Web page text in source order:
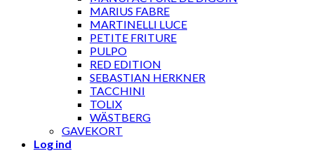
MARIUS FABRE
MARTINELLI LUCE
PETITE FRITURE
PULPO
RED EDITION
SEBASTIAN HERKNER
TACCHINI
TOLIX
WÄSTBERG
GAVEKORT
Log ind